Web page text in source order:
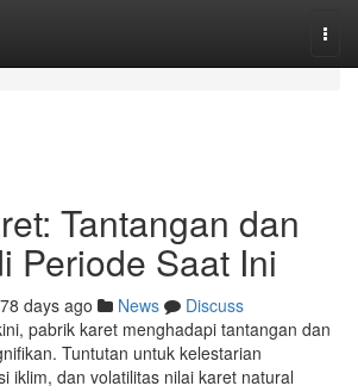
Tantangan dan
Periode Saat Ini
78 days ago News
Discuss
pabrik karet menghadapi tantangan dan
Tuntutan untuk kelestarian
iklim, dan volatilitas nilai karet natural